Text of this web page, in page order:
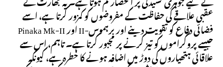
عقبی علاقے کی حفاظت کے مفروضوں کو کمزور کرتا ہے، اسے
فضائی دفاع کو تقویت دینے اور برہموس-II اور Pinaka Mk-II
جیسے پروگراموں کو تیز کرنے پر مجبور کرتا ہے۔ تاہم، اس سے
علاقائی ہتھیاروں کی دوڑ میں اضافہ ہونے کا خطرہ ہے، کیونکہ